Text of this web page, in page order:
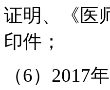
证明、《医
印件；
（6）2017